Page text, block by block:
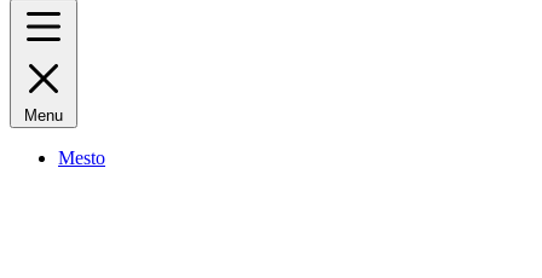
Menu
Mesto